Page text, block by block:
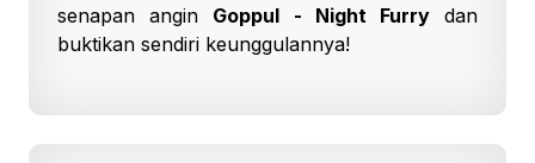
senapan angin Goppul - Night Furrydan
buktikan sendiri keunggulannya!